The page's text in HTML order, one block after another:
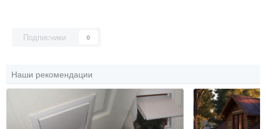
Подписчики 0
Наши рекомендации